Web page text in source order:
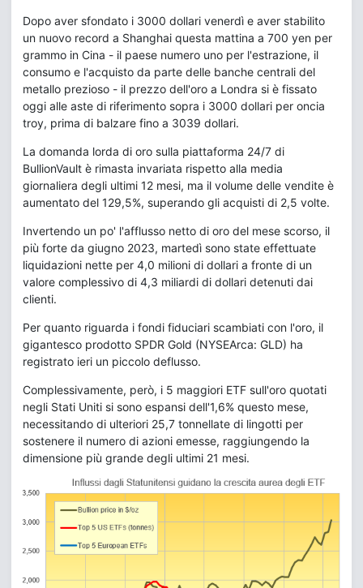
Dopo aver sfondato i 3000 dollari venerdì e aver stabilito
un nuovo record a Shanghai questa mattina a 700 yen per
grammo in Cina - il paese numero uno per l'estrazione, il
consumo e l'acquisto da parte delle banche centrali del
metallo prezioso - il prezzo dell'oro a Londra si è fissato
oggi alle aste di riferimento sopra i 3000 dollari per oncia
troy, prima di balzare fino a 3039 dollari.
La domanda lorda di oro sulla piattaforma 24/7 di
BullionVault è rimasta invariata rispetto alla media
giornaliera degli ultimi 12 mesi, ma il volume delle vendite è
aumentato del 129,5%, superando gli acquisti di 2,5 volte.
Invertendo un po' l'afflusso netto di oro del mese scorso, il
più forte da giugno 2023, martedì sono state effettuate
liquidazioni nette per 4,0 milioni di dollari a fronte di un
valore complessivo di 4,3 miliardi di dollari detenuti dai
clienti.
Per quanto riguarda i fondi fiduciari scambiati con l'oro, il
gigantesco prodotto SPDR Gold (NYSEArca: GLD) ha
registrato ieri un piccolo deflusso.
Complessivamente, però, i 5 maggiori ETF sull'oro quotati
negli Stati Uniti si sono espansi dell'1,6% questo mese,
necessitando di ulteriori 25,7 tonnellate di lingotti per
sostenere il numero di azioni emesse, raggiungendo la
dimensione più grande degli ultimi 21 mesi.